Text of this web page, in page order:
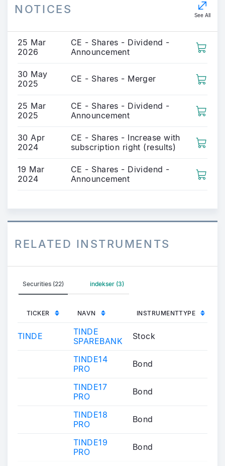
NOTICES See All
25 Mar
2026
CE - Shares - Dividend -
Announcement
30 May
2025
CE - Shares - Merger
25 Mar
2025
CE - Shares - Dividend -
Announcement
30 Apr
2024
CE - Shares - Increase with
subscription right (results)
19 Mar
2024
CE - Shares - Dividend -
Announcement
RELATED INSTRUMENTS
Securities (22) indekser (3)
TICKER NAVN INSTRUMENTTYPE
TINDE
TINDE
SPAREBANK
Stock
TINDE14
PRO
Bond
TINDE17
PRO
Bond
TINDE18
PRO
Bond
TINDE19
PRO
Bond